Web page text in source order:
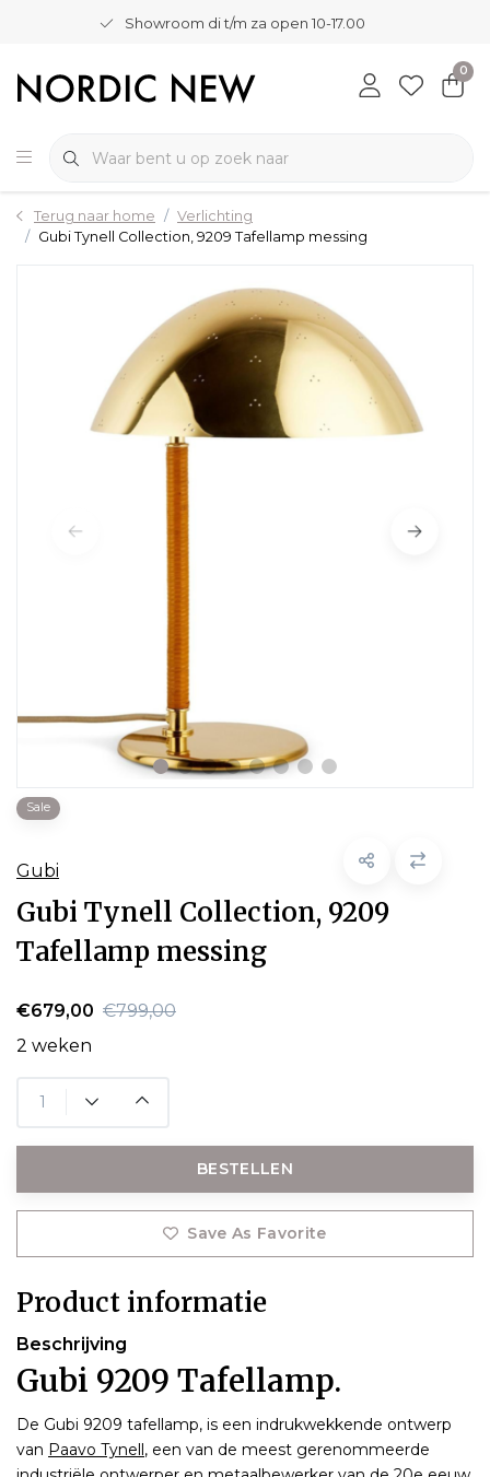
Showroom di t/m za open 10-17.00
0
Terug naar home
Verlichting
Gubi Tynell Collection, 9209 Tafellamp messing
Sale
Gubi
Gubi Tynell Collection, 9209
Tafellamp messing
€679,00 €799,00
2 weken
BESTELLEN
Save As Favorite
Product informatie
Beschrijving
Gubi 9209 Tafellamp.
De Gubi 9209 tafellamp, is een indrukwekkende ontwerp
van Paavo Tynell, een van de meest gerenommeerde